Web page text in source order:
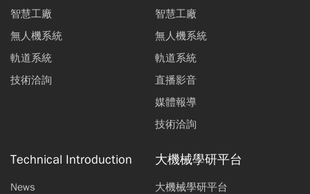
智慧工廠
無人機系統
軌道系統
技術洽詢
智慧工廠
無人機系統
軌道系統
直播影音
媒體報導
技術洽詢
Technical Introduction
News
大機械學研平台
大機械學研平台